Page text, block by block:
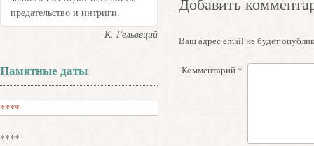
Ваш адрес email не будет
Комментарий *
предательство и интриги.
К. Гельвеций
Памятные даты
****
****